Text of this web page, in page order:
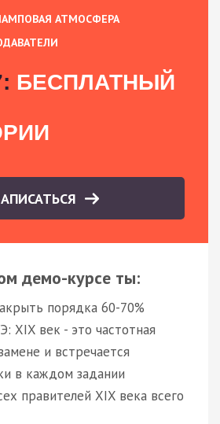
АТМОСФЕРА
БЕСПЛАТНЫЙ
демо-курсе ты:
порядка 60-70%
XIX век - это частотная
и встречается
в каждом задании
правителей XIX века всего